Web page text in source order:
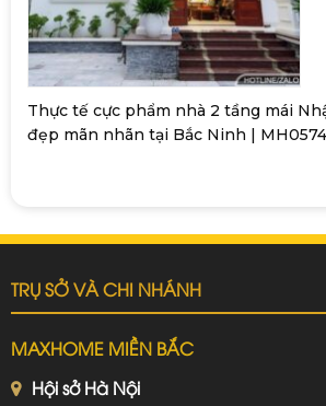
Thực tế cực phẩm nhà 2 tầng mái
đẹp mãn nhãn tại Bắc Ninh |
TRỤ SỞ VÀ CHI NHÁNH
MAXHOME MIỀN BẮC
Hội sở Hà Nội